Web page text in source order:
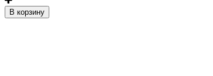
В корзину